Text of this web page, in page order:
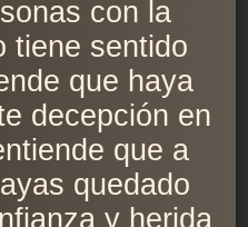
con la
tiene sentido
que haya
decepción en
que a
quedado
y herida